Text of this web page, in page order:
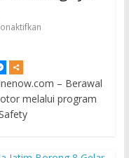
– Berawal
melalui program